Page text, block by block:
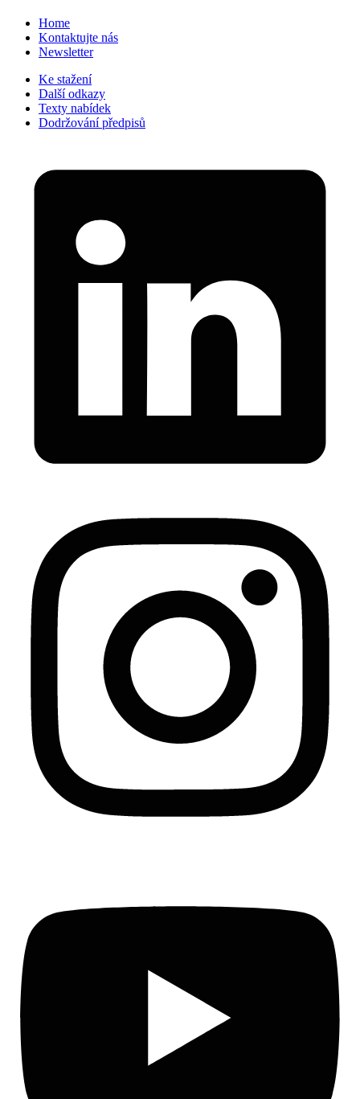
Home
Kontaktujte nás
Newsletter
Ke stažení
Další odkazy
Texty nabídek
Dodržování předpisů